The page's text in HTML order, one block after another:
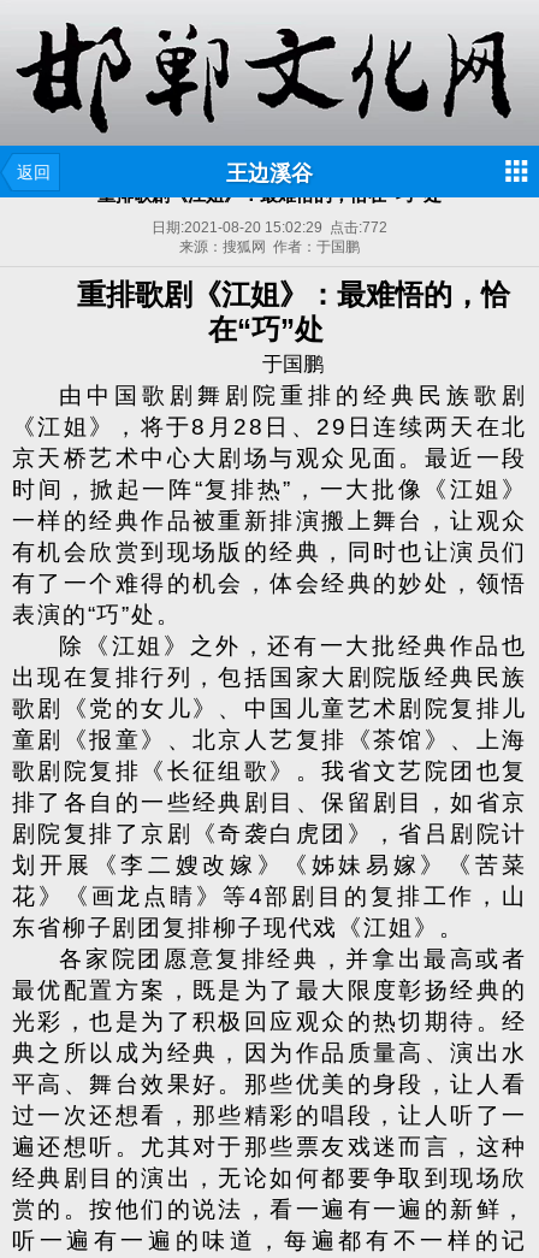
返回 王边溪谷
重排歌剧《江姐》：最难悟的，恰在“巧”处
日期:2021-08-20 15:02:29 点击:772
来源：搜狐网 作者：于国鹏
重排歌剧《江姐》：最难悟的，恰
在“巧”处
于国鹏
由中国歌剧舞剧院重排的经典民族歌剧
《江姐》，将于8月28日、29日连续两天在北
京天桥艺术中心大剧场与观众见面。最近一段
时间，掀起一阵“复排热”，一大批像《江姐》
一样的经典作品被重新排演搬上舞台，让观众
有机会欣赏到现场版的经典，同时也让演员们
有了一个难得的机会，体会经典的妙处，领悟
表演的“巧”处。
除《江姐》之外，还有一大批经典作品也
出现在复排行列，包括国家大剧院版经典民族
歌剧《党的女儿》、中国儿童艺术剧院复排儿
童剧《报童》、北京人艺复排《茶馆》、上海
歌剧院复排《长征组歌》。我省文艺院团也复
排了各自的一些经典剧目、保留剧目，如省京
剧院复排了京剧《奇袭白虎团》，省吕剧院计
划开展《李二嫂改嫁》《姊妹易嫁》《苦菜
花》《画龙点睛》等4部剧目的复排工作，山
东省柳子剧团复排柳子现代戏《江姐》。
各家院团愿意复排经典，并拿出最高或者
最优配置方案，既是为了最大限度彰扬经典的
光彩，也是为了积极回应观众的热切期待。经
典之所以成为经典，因为作品质量高、演出水
平高、舞台效果好。那些优美的身段，让人看
过一次还想看，那些精彩的唱段，让人听了一
遍还想听。尤其对于那些票友戏迷而言，这种
经典剧目的演出，无论如何都要争取到现场欣
赏的。按他们的说法，看一遍有一遍的新鲜，
听一遍有一遍的味道，每遍都有不一样的记